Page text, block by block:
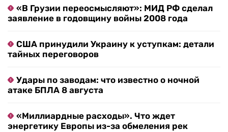
«В Грузии переосмысляют»: МИД РФ сделал
заявление в годовщину войны 2008 года
США принудили Украину к уступкам: детали
тайных переговоров
Удары по заводам: что известно о ночной
атаке БПЛА 8 августа
«Миллиардные расходы». Что ждет
энергетику Европы из-за обмеления рек